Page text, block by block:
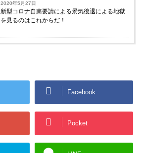
2020年5月27日
新型コロナ自粛要請による景気後退による地獄
を見るのはこれからだ！
Facebook
Pocket